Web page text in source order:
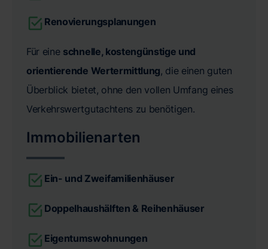
Renovierungsplanungen
Für eine schnelle, kostengünstige und
orientierende Wertermittlung, die einen guten
Überblick bietet, ohne den vollen Umfang eines
Verkehrswertgutachtens zu benötigen.
Immobilienarten
Ein- und Zweifamilienhäuser
Doppelhaushälften & Reihenhäuser
Eigentumswohnungen